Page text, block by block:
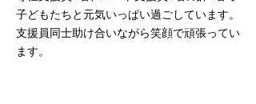
子どもたちと元気いっぱい過ごしています。
支援員同士助け合いながら笑顔で頑張ってい
ます。